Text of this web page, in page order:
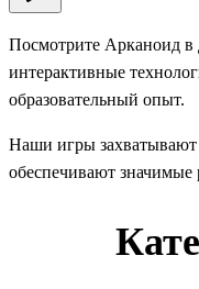
Посмотрите Арканоид в
интерактивные
образовательный опыт.
Наши игры
обеспечивают значимые